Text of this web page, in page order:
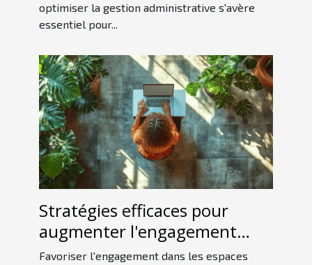
optimiser la gestion administrative s'avère
essentiel pour...
Stratégies efficaces pour
augmenter l'engagement
dans les espaces collaboratifs
Favoriser l'engagement dans les espaces